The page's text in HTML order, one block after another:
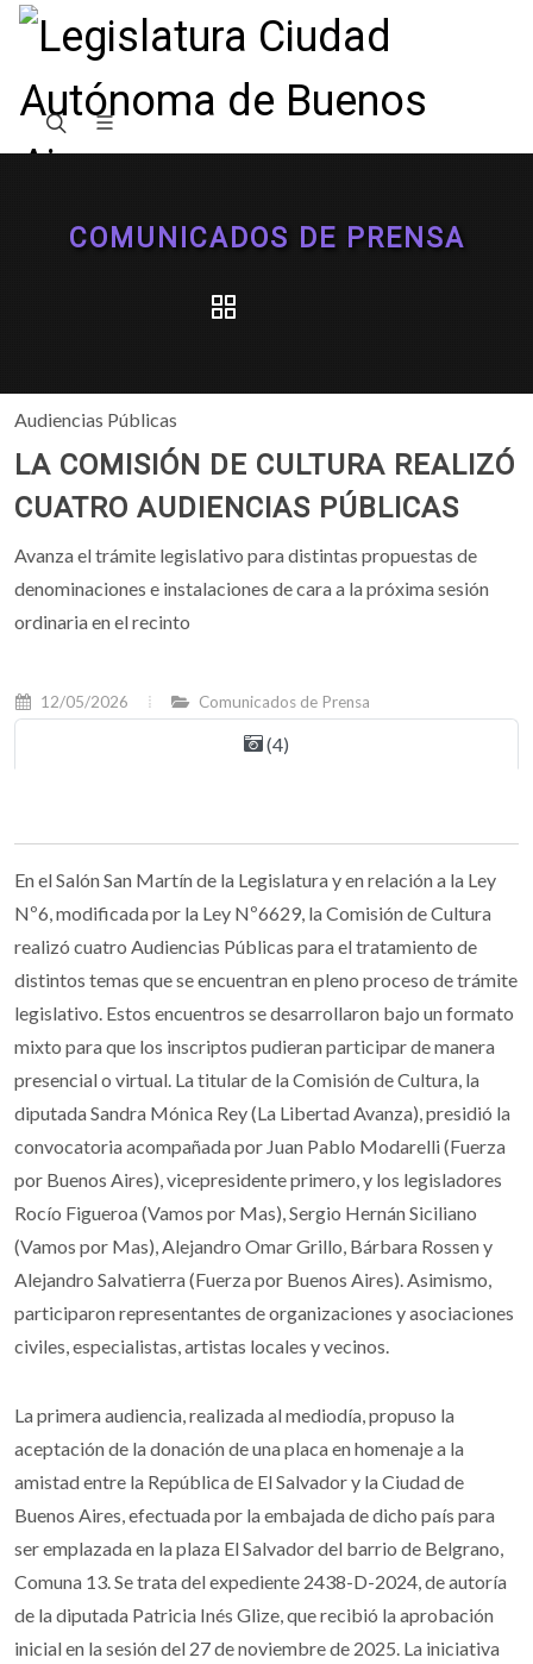
COMUNICADOS DE PRENSA
Audiencias Públicas
LA COMISIÓN DE CULTURA REALIZÓ
CUATRO AUDIENCIAS PÚBLICAS
Avanza el trámite legislativo para distintas propuestas de
denominaciones e instalaciones de cara a la próxima sesión
ordinaria en el recinto
12/05/2026 Comunicados de Prensa
(4)
En el Salón San Martín de la Legislatura y en relación a la Ley
Nº6, modificada por la Ley Nº6629, la Comisión de Cultura
realizó cuatro Audiencias Públicas para el tratamiento de
distintos temas que se encuentran en pleno proceso de trámite
legislativo. Estos encuentros se desarrollaron bajo un formato
mixto para que los inscriptos pudieran participar de manera
presencial o virtual. La titular de la Comisión de Cultura, la
diputada Sandra Mónica Rey (La Libertad Avanza), presidió la
convocatoria acompañada por Juan Pablo Modarelli (Fuerza
por Buenos Aires), vicepresidente primero, y los legisladores
Rocío Figueroa (Vamos por Mas), Sergio Hernán Siciliano
(Vamos por Mas), Alejandro Omar Grillo, Bárbara Rossen y
Alejandro Salvatierra (Fuerza por Buenos Aires). Asimismo,
participaron representantes de organizaciones y asociaciones
civiles, especialistas, artistas locales y vecinos.
La primera audiencia, realizada al mediodía, propuso la
aceptación de la donación de una placa en homenaje a la
amistad entre la República de El Salvador y la Ciudad de
Buenos Aires, efectuada por la embajada de dicho país para
ser emplazada en la plaza El Salvador del barrio de Belgrano,
Comuna 13. Se trata del expediente 2438-D-2024, de autoría
de la diputada Patricia Inés Glize, que recibió la aprobación
inicial en la sesión del 27 de noviembre de 2025. La iniciativa